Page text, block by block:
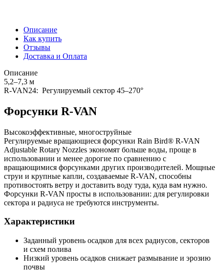
Описание
Как купить
Отзывы
Доставка и Оплата
Описание
5,2–7,3 м
R-VAN24: Регулируемый сектор 45–270°
Форсунки R-VAN
Высокоэффективные, многоструйные
Регулируемые вращающиеся форсунки Rain Bird® R-VAN
Adjustable Rotary Nozzles экономят больше воды, проще в
использовании и менее дорогие по сравнению с
вращающимися форсунками других производителей. Мощные
струи и крупные капли, создаваемые R-VAN, способны
противостоять ветру и доставить воду туда, куда вам нужно.
Форсунки R-VAN просты в использовании: для регулировки
сектора и радиуса не требуются инструменты.
Характеристики
Заданный уровень осадков для всех радиусов, секторов
и схем полива
Низкий уровень осадков снижает размывание и эрозию
почвы